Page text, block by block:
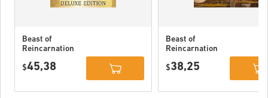
Beast of
Reincarnation
PC (STEAM)
$45,38
Beast of
Reincarnation
$38,25